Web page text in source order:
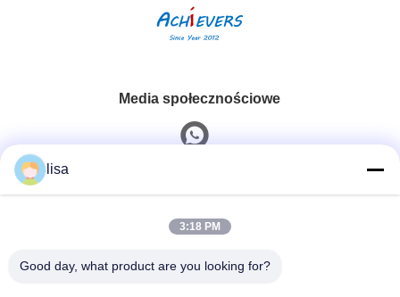
Media społecznościowe
0086-13828861501
lisa
3:18 PM
Good day, what product are you looking for?